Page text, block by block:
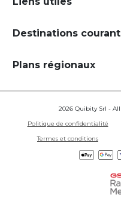
Destinations
Plans régionaux
2026 Quibity Srl - All
Politique de confidentialité
Termes et conditions